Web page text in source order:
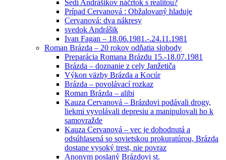
Sedí Andrášikov náčrtok s realitou?
Prípad Cervanová : Obžalovaný hladuje
Cervanová: dva nákresy
svedok Andrášik
Ivan Fagan – 18.06.1981.-.24.11.1981
Roman Brázda – 20 rokov odňatia slobody
Preparácia Romana Brázdu 15.-18.07.1981
Brázda – doznanie z cely Janžetiča
Výkon väzby Brázda a Kocúr
Brázda – povolávací rozkaz
Roman Brázda – alibi
Kauza Cervanová – Brázdovi podávali drogy,
liekmi vyvolávali depresiu a manipulovali ho k
samovražde
Kauza Cervanová – vec je dohodnutá a
odsúhlasená so sovietskou prokuratúrou, Brázda
dostane vysoký trest, nie povraz
Anonym poslaný Brázdovi st.